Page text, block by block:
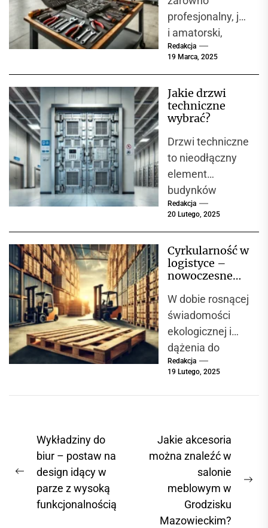
W miejscach,
gdzie...
profesjonalny, jak
i amatorski,
powinien być
umożliwiają
precyzyjne i
wykonywanie
prac
serwisowych....
Redakcja
19 Marca, 2025
Jakie drzwi
techniczne
wybrać?
Drzwi techniczne
to nieodłączny
element
budynków
przemysłowych,
także
pomieszczeń
publicznej. Ich
głównym
zadaniem jest
zapewnienie...
Redakcja
20 Lutego, 2025
Cyrkularność w
logistyce –
nowoczesne
gospodarki
paletowej
W dobie rosnącej
świadomości
ekologicznej i
dążenia do
zrównoważoneg
branża
poszukuje
rozwiązań
minimalizujących
swój wpływ na
środowisko....
Redakcja
19 Lutego, 2025
w
Wykładziny do
biur – postaw na
design idący w
parze z wysoką
funkcjonalnością
Jakie akcesoria
można znaleźć w
salonie
meblowym w
Grodzisku
Mazowieckim?